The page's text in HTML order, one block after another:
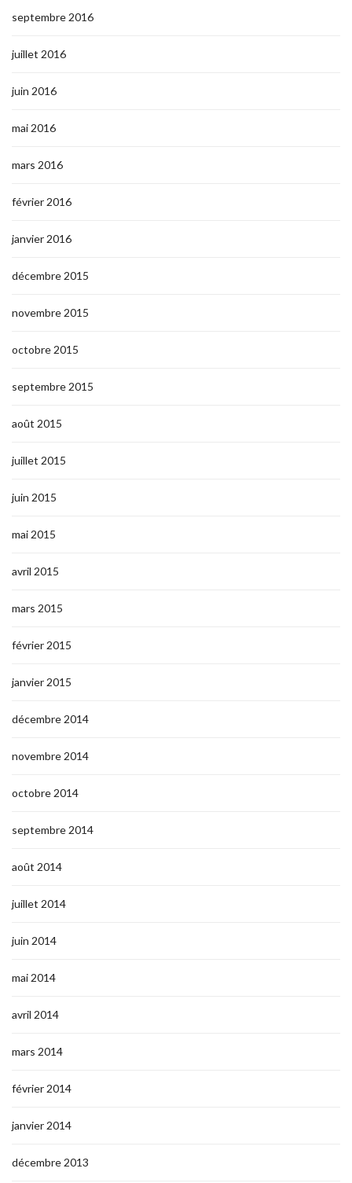
septembre 2016
juillet 2016
juin 2016
mai 2016
mars 2016
février 2016
janvier 2016
décembre 2015
novembre 2015
octobre 2015
septembre 2015
août 2015
juillet 2015
juin 2015
mai 2015
avril 2015
mars 2015
février 2015
janvier 2015
décembre 2014
novembre 2014
octobre 2014
septembre 2014
août 2014
juillet 2014
juin 2014
mai 2014
avril 2014
mars 2014
février 2014
janvier 2014
décembre 2013